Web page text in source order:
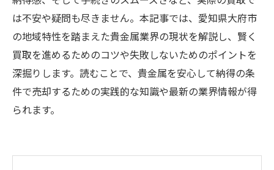
は不安や疑問も尽きません。本記事では、愛知県大府市
の地域特性を踏まえた貴金属業界の現状を解説し、賢く
買取を進めるためのコツや失敗しないためのポイントを
深掘りします。読むことで、貴金属を安心して納得の条
件で売却するための実践的な知識や最新の業界情報が得
られます。